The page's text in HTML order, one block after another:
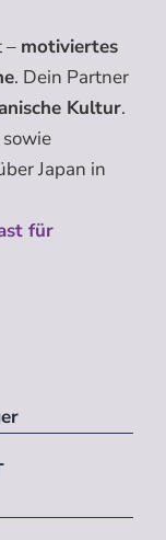
– motiviertes
. Dein Partner
Kultur.
Japan in
für